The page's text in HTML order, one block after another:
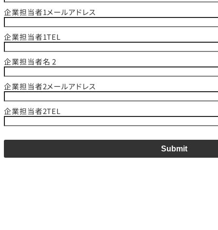
企業担当者1メールアドレス
企業担当者1TEL
企業担当者名 2
企業担当者2メールアドレス
企業担当者2TEL
Submit